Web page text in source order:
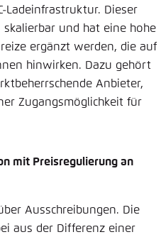
Ladeinfrastruktur. Dieser
und hat eine hohe
ergänzt werden, die auf
hinwirken. Dazu gehört
Anbieter,
Zugangsmöglichkeit für
mit Preisregulierung an
Ausschreibungen. Die
aus der Differenz einer